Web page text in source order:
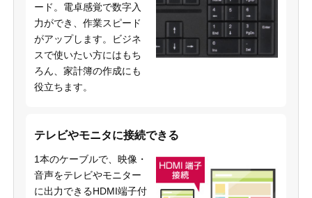
ード。電卓感覚で数字入
力ができ、作業スピード
がアップします。ビジネ
スで使いたい方にはもち
ろん、家計簿の作成にも
役立ちます。
テレビやモニタに接続できる
1本のケーブルで、映像・
音声をテレビやモニター
に出力できるHDMI端子付